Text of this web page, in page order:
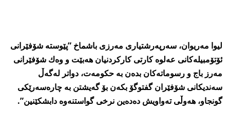
لیوا مه‌ریوان، سه‌رپه‌رشتیاری مه‌رزی باشماخ ”پێوسته‌ شۆفێرانی
ئۆتۆمبیله‌كانی عه‌لوه‌ كارتی كاركردنیان هه‌بێت و وه‌ك شۆفێرانی
مه‌رز باج و رسوماته‌كان بده‌ن به‌ حكومه‌ت، دواتر له‌گه‌ڵ
سه‌ندیكانی شۆفێران گفتوگۆ بكه‌ن بۆ گه‌یشتن به‌ چاره‌سه‌رێكی
گونجاو، هه‌وڵی ته‌واویش ده‌ده‌ین نرخی گواستنه‌وه‌ دابشكێنین”.